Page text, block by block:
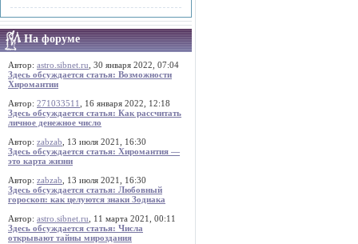
На форуме
Автор: astro.sibnet.ru , 30 января 2022, 07:04
Здесь обсуждается статья: Возможности
Хиромантии
Автор: 271033511
, 16 января 2022, 12:18
Здесь обсуждается статья: Как рассчитать
личное денежное число
Автор: zabzab , 13 июля 2021, 16:30
Здесь обсуждается статья: Хиромантия —
это карта жизни
Автор: zabzab , 13 июля 2021, 16:30
Здесь обсуждается статья: Любовный
гороскоп: как целуются знаки Зодиака
Автор: astro.sibnet.ru , 11 марта 2021, 00:11
Здесь обсуждается статья: Числа
открывают тайны мироздания